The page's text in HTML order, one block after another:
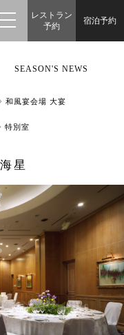
レストラン
予約
宿泊予約
SEASON'S NEWS
和風宴会場 大宴
特別室
星